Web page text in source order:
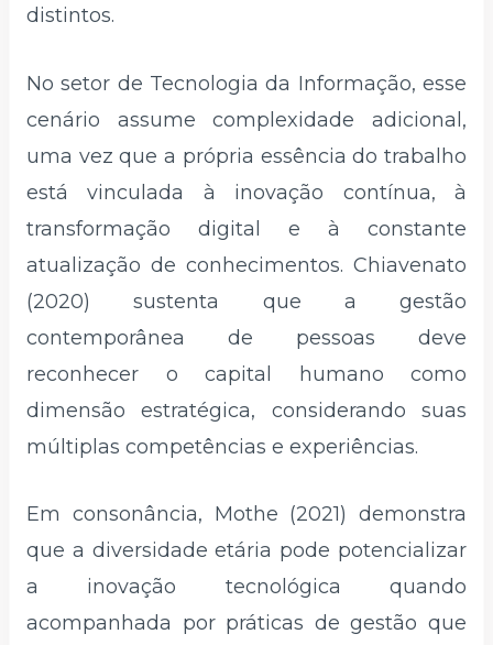
distintos.
No setor de Tecnologia da Informação, esse
cenário assume complexidade adicional,
uma vez que a própria essência do trabalho
está vinculada à inovação contínua, à
transformação digital e à constante
atualização de conhecimentos. Chiavenato
(2020) sustenta que a gestão
contemporânea de pessoas deve
reconhecer o capital humano como
dimensão estratégica, considerando suas
múltiplas competências e experiências.
Em consonância, Mothe (2021) demonstra
que a diversidade etária pode potencializar
a inovação tecnológica quando
acompanhada por práticas de gestão que